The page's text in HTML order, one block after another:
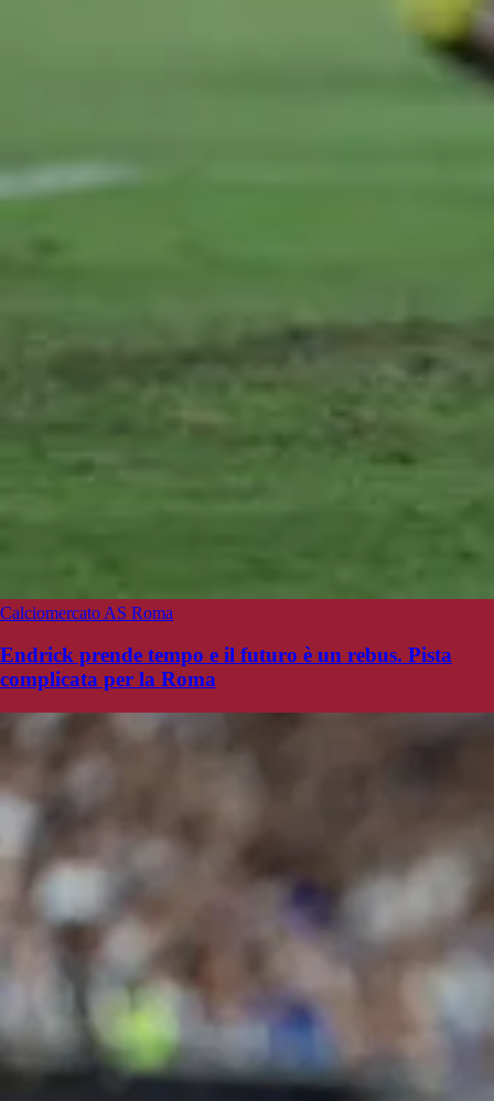
Calciomercato AS Roma
Endrick prende tempo e il futuro è un rebus. Pista
complicata per la Roma